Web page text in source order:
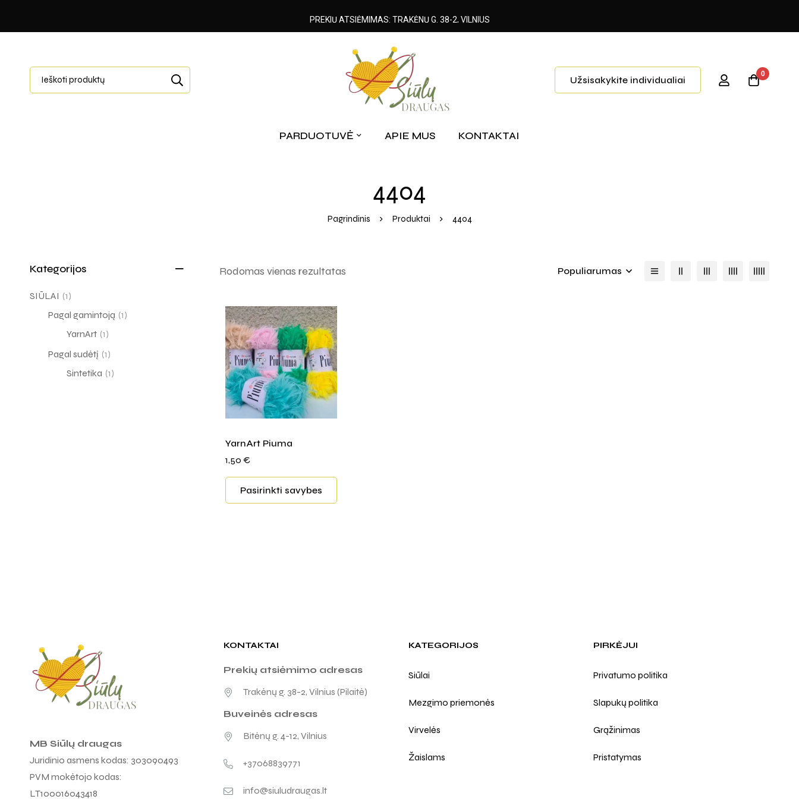
Užsisakykite individualiai
0
PARDUOTUVĖ APIE MUS KONTAKTAI
4404
Pagrindinis Produktai 4404
Kategorijos
SIŪLAI (1)
Pagal gamintoją (1)
YarnArt (1)
Pagal sudėtį (1)
Sintetika (1)
Rodomas vienas rezultatas Populiarumas
YarnArt Piuma
1,50 €
Pasirinkti savybes
MB Siūlų draugas
Juridinio asmens kodas: 303090493
PVM mokėtojo kodas:
LT100016043418
KONTAKTAI
Prekių atsiėmimo adresas
Trakėnų g. 38-2, Vilnius (Pilaitė)
Buveinės adresas
Bitėnų g. 4-12, Vilnius
+37068839771
info@siuludraugas.lt
KATEGORIJOS
Siūlai
Mezgimo priemonės
Virvelės
Žaislams
PIRKĖJUI
Privatumo politika
Slapukų politika
Grąžinimas
Pristatymas
PREKIŲ ATSIĖMIMAS: TRAKĖNŲ G. 38-2, VILNIUS